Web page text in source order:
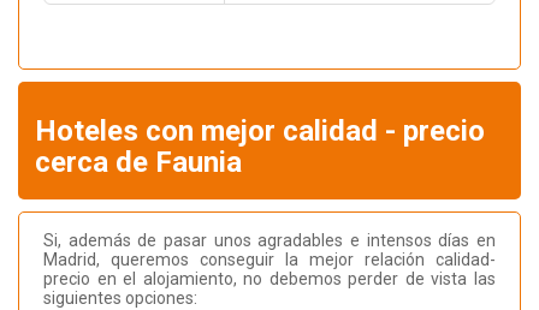
Hoteles con mejor calidad - precio
cerca de Faunia
Si, además de pasar unos agradables e intensos días en
Madrid, queremos conseguir la mejor relación calidad-
precio en el alojamiento, no debemos perder de vista las
siguientes opciones: